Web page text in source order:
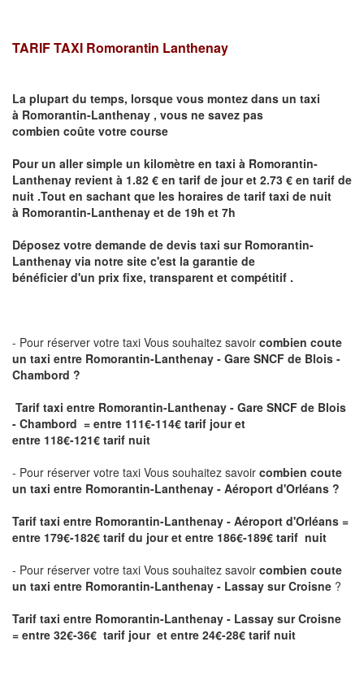
TARIF TAXI Romorantin Lanthenay
La plupart du temps, lorsque vous montez dans un taxi
à Romorantin-Lanthenay , vous ne savez pas
combien coûte votre course
Pour un aller simple un kilomètre en taxi à Romorantin-
Lanthenay revient à 1.82 € en tarif de jour et 2.73 € en tarif de
nuit .Tout en sachant que les horaires de tarif taxi de nuit
à Romorantin-Lanthenay et de 19h et 7h
Déposez votre demande de devis taxi sur Romorantin-
Lanthenay via notre site c'est la garantie de
bénéficier d'un prix fixe, transparent et compétitif .
- Pour réserver votre taxi Vous souhaitez savoir combien coute
un taxi entre Romorantin-Lanthenay - Gare SNCF de Blois -
Chambord ?
Tarif taxi entre Romorantin-Lanthenay - Gare SNCF de Blois
- Chambord = entre 111€-114€ tarif jour et
entre 118€-121€ tarif nuit
- Pour réserver votre taxi Vous souhaitez savoir combien coute
un taxi entre Romorantin-Lanthenay - Aéroport d'Orléans ?
Tarif taxi entre Romorantin-Lanthenay - Aéroport d'Orléans =
entre 179€-182€ tarif du jour et entre 186€-189€ tarif nuit
- Pour réserver votre taxi Vous souhaitez savoir combien coute
un taxi entre Romorantin-Lanthenay - Lassay sur Croisne ?
Tarif taxi entre Romorantin-Lanthenay - Lassay sur Croisne
= entre 32€-36€ tarif jour et entre 24€-28€ tarif nuit